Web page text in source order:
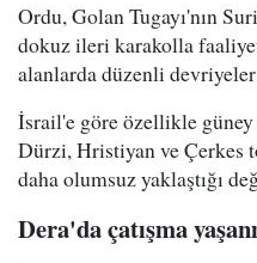
Ordu, Golan Tugayı'nın
dokuz ileri karakolla
alanlarda düzenli
İsrail'e göre özellikle
Dürzi, Hristiyan ve Çerkes
daha olumsuz yaklaştığı
Dera'da çatışma